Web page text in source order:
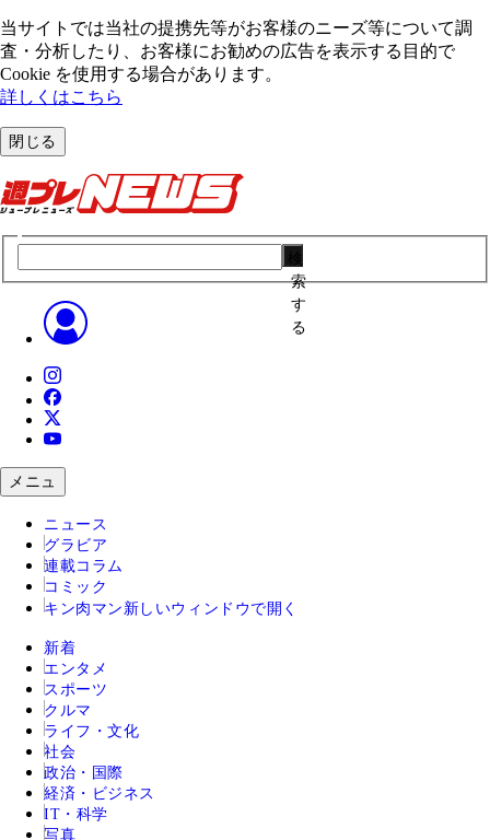
当サイトでは当社の提携先等がお客様のニーズ等について調
査・分析したり、お客様にお勧めの広告を表⽰する⽬的で
Cookie を使⽤する場合があります。
詳しくはこちら
閉じる
索
す
る
メニュ
ニュース
グラビア
連載コラム
コミック
キン肉マン 新しいウィンドウで開く
新着
エンタメ
スポーツ
クルマ
ライフ・文化
社会
政治・国際
経済・ビジネス
IT・科学
写真